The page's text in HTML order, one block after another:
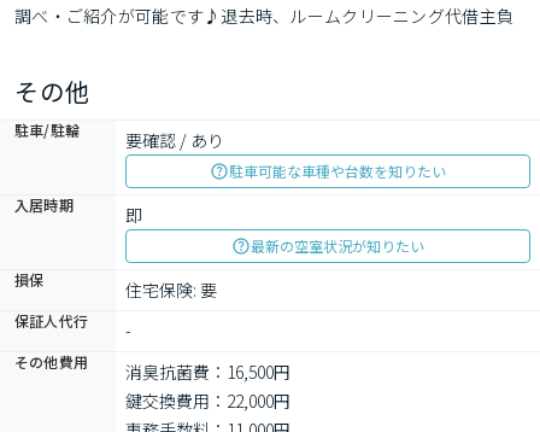
調べ・ご紹介が可能です♪退去時、ルームクリーニング代借主負
その他
駐車/駐輪 要確認 / あり
駐車可能な車種や台数を知りたい
入居時期
即
最新の空室状況が知りたい
損保
住宅保険: 要
保証人代行 -
その他費用
消臭抗菌費：16,500円
鍵交換費用：22,000円